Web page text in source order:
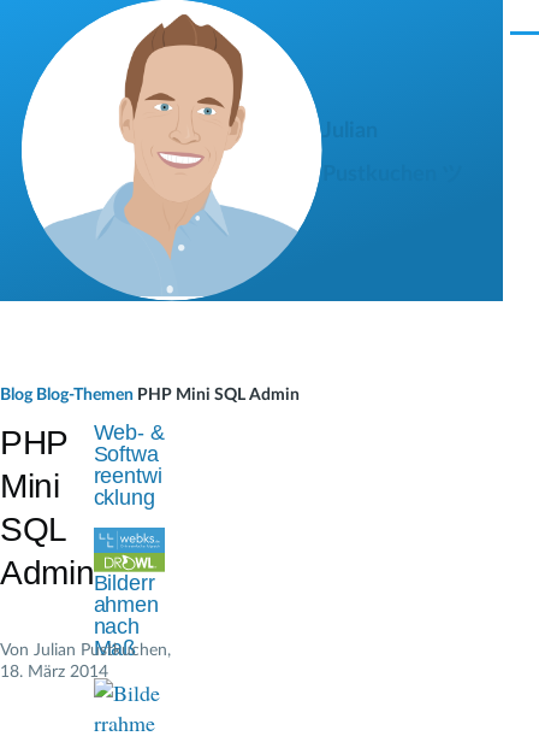
Direkt zum Inhalt
M
a
d
n
a
v
i
Blog Blog-Themen PHP Mini SQL Admin
PHP
Mini
SQL
Admin
Von Julian Pustkuchen,
18. März 2014
Web- &
Softwa
reentwi
cklung
Bilderr
ahmen
nach
Maß